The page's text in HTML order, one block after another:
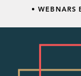
• WEBNARS